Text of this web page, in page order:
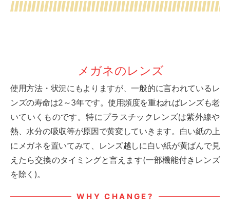
メガネのレンズ
使用方法・状況にもよりますが、一般的に言われているレ
ンズの寿命は2～3年です。使用頻度を重ねればレンズも老
いていくものです。特にプラスチックレンズは紫外線や
熱、水分の吸収等が原因で黄変していきます。白い紙の上
にメガネを置いてみて、レンズ越しに白い紙が黄ばんで見
えたら交換のタイミングと言えます(一部機能付きレンズ
を除く)。
WHY CHANGE?